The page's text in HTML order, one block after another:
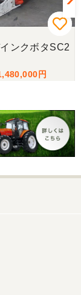
です。
ました。
ざいまし
ンクボタSC2